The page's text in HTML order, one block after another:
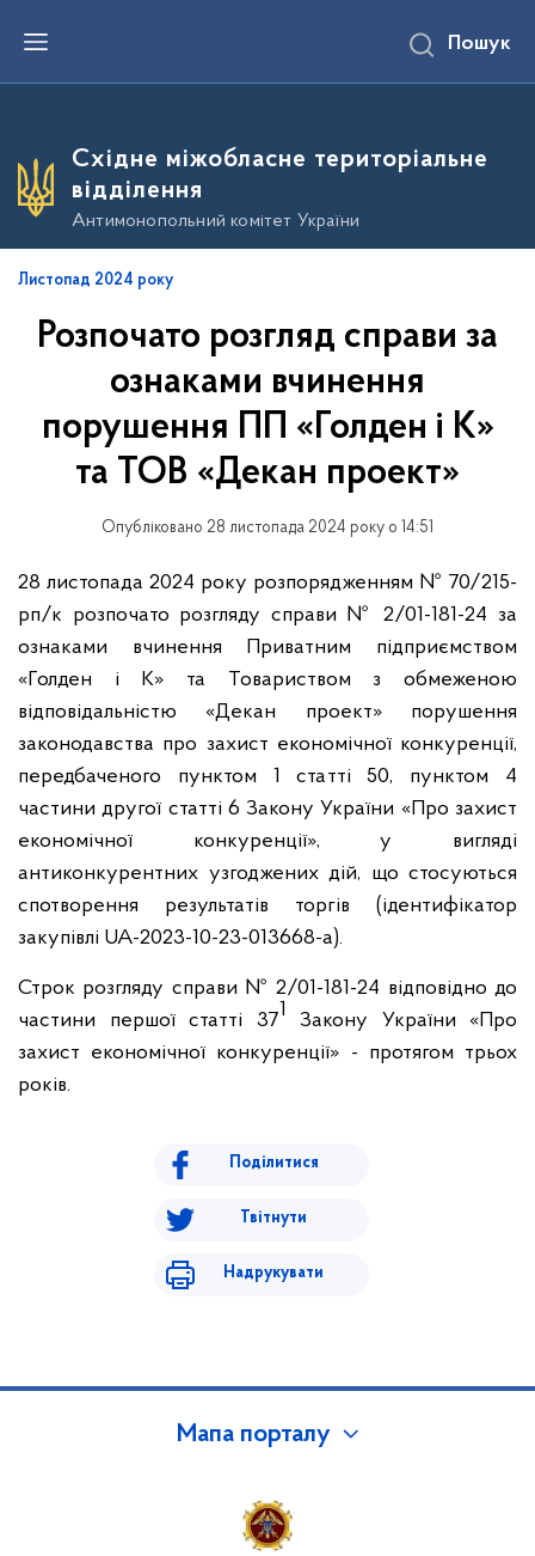
е
о
о
в
Пошук
Східне міжобласне територіальне
відділення
Антимонопольний комітет України
Листопад 2024 року
Розпочато розгляд справи за
ознаками вчинення
порушення ПП «Голден і К»
та ТОВ «Декан проект»
Опубліковано 28 листопада 2024 року о 14:51
28 листопада 2024 року розпорядженням № 70/215-
рп/к розпочато розгляду справи № 2/01-181-24 за
ознаками вчинення Приватним підприємством
«Голден і К» та Товариством з обмеженою
відповідальністю «Декан проект» порушення
законодавства про захист економічної конкуренції,
передбаченого пунктом 1 статті 50, пунктом 4
частини другої статті 6 Закону України «Про захист
економічної конкуренції», у вигляді
антиконкурентних узгоджених дій, що стосуються
спотворення результатів торгів (ідентифікатор
закупівлі UA-2023-10-23-013668-a).
Строк розгляду справи № 2/01-181-24 відповідно до
частини першої статті 371 Закону України «Про
захист економічної конкуренції» - протягом трьох
років.
Поділитися
Твітнути
Надрукувати
Мапа порталу